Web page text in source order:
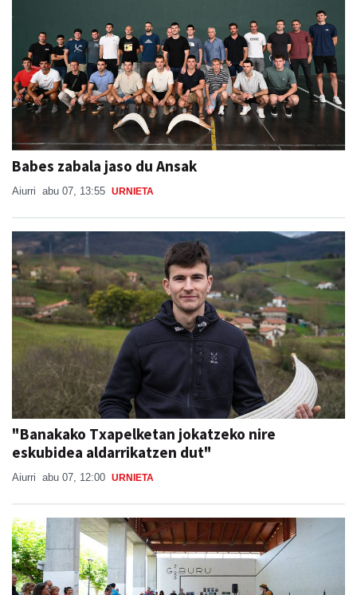
Babes zabala jaso du Ansak
Aiurri abu 07, 13:55 URNIETA
"Banakako Txapelketan jokatzeko nire
eskubidea aldarrikatzen dut"
Aiurri abu 07, 12:00 URNIETA